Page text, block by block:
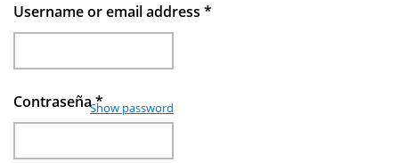
Username or email address *
Contraseña*
Show password